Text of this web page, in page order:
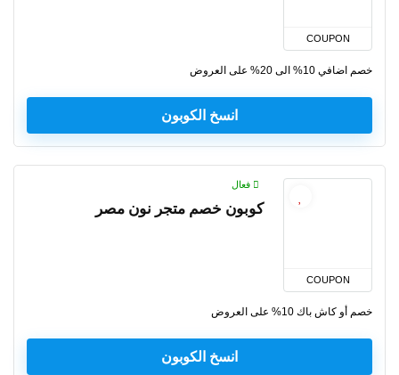
COUPON
خصم اضافي 10% الى 20% على العروض
انسخ الكوبون
COUPON
فعال
كوبون خصم متجر نون مصر
خصم أو كاش باك 10% على العروض
انسخ الكوبون